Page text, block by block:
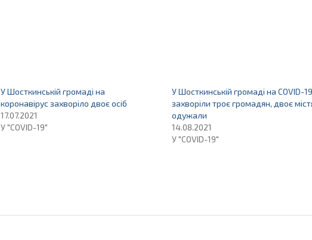
У Шосткинській громаді на
коронавірус захворіло двоє осіб
17.07.2021
У "COVID-19"
У Шосткинській громаді на COVID-19
захворіли троє громадян, двоє
одужали
14.08.2021
У "COVID-19"